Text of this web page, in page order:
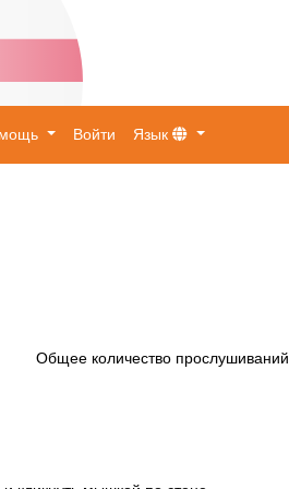
Войти Язык
Общее количество прослушиваний